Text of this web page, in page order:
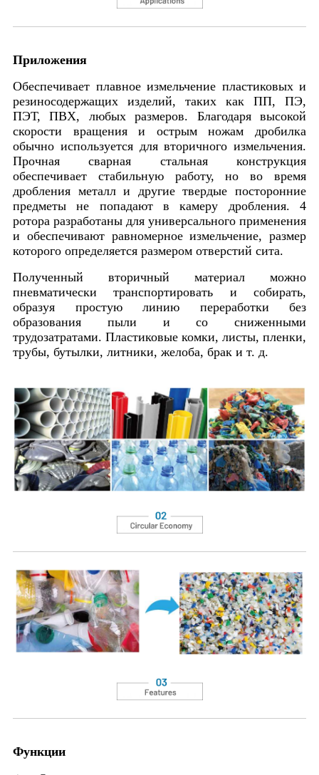
Приложения
Обеспечивает плавное измельчение пластиковых и
резиносодержащих изделий, таких как ПП, ПЭ,
ПЭТ, ПВХ, любых размеров. Благодаря высокой
скорости вращения и острым ножам дробилка
обычно используется для вторичного измельчения.
Прочная сварная стальная конструкция
обеспечивает стабильную работу, но во время
дробления металл и другие твердые посторонние
предметы не попадают в камеру дробления. 4
ротора разработаны для универсального применения
и обеспечивают равномерное измельчение, размер
которого определяется размером отверстий сита.
Полученный вторичный материал можно
пневматически транспортировать и собирать,
образуя простую линию переработки без
образования пыли и со сниженными
трудозатратами. Пластиковые комки, листы, пленки,
трубы, бутылки, литники, желоба, брак и т. д.
Функции